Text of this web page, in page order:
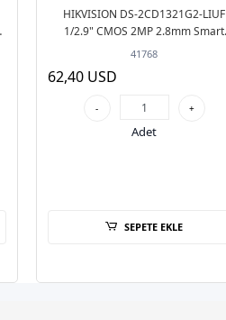
HIKVISION DS-2CD1321G2-LIUF
1/2.9" CMOS 2MP 2.8mm Smart
Hybrid Light POE Sesli Dome IP
41768
62,40 USD
- +
Adet
SEPETE EKLE